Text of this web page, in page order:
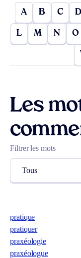
A B C D
L M N O
Les
Filtrer les mots
Tous
pratique
pratiquer
praxéologie
praxéologue